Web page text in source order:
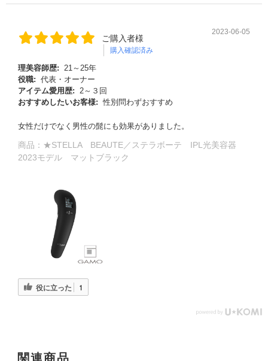
ご購入者様
購入確認済み
2023-06-05
理美容師歴:
21～25年
役職: 代表・オーナー
アイテム愛用歴:
2～３回
おすすめしたいお客様: 性別問わずおすすめ
女性だけでなく男性の髭にも効果がありました。
商品： ★STELLA BEAUTE／ステラボーテ IPL光美容器
2023モデル マットブラック
役に立った 1
関連商品